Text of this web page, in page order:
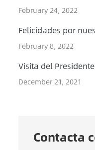
February 24, 2022
Felicidades por
February 8, 2022
Visita del
December 21, 2021
Contacta